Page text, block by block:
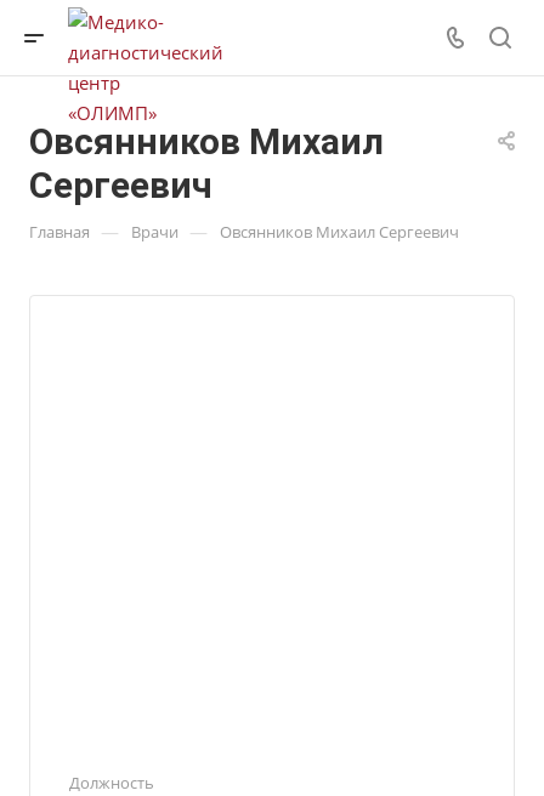
Овсянников Михаил
Сергеевич
Главная — Врачи — Овсянников Михаил Сергеевич
Должность